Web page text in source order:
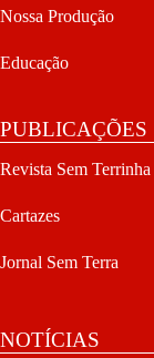
Nossa Produção
Educação
PUBLICAÇÕES
Revista Sem Terrinha
Cartazes
Jornal Sem Terra
NOTÍCIAS